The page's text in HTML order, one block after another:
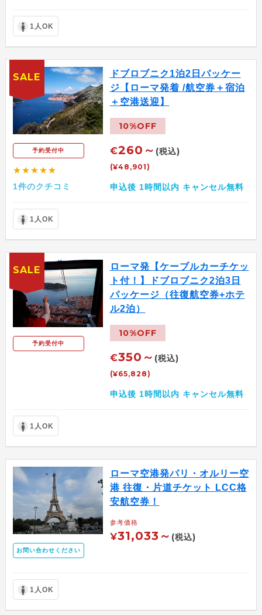
1人OK
予約受付中
★★★★★
1件のクチコミ
ドブロブニク1泊2日パッケー
ジ【ローマ発着 /航空券＋宿泊
＋空港送迎】
10%OFF
€260～ (税込)
(¥48,901)
申込後 1時間以内 キャンセル無料
1人OK
SALE
予約受付中
ローマ発【ケーブルカーチケッ
ト付！】ドブロブニク2泊3日
パッケージ（往復航空券+ホテ
ル2泊）
10%OFF
€350～ (税込)
(¥65,828)
申込後 1時間以内 キャンセル無料
1人OK
SALE
お問い合わせください
ローマ空港発パリ・オルリー空
港 往復・片道チケット LCC格
安航空券！
参考価格
¥31,033～ (税込)
1人OK